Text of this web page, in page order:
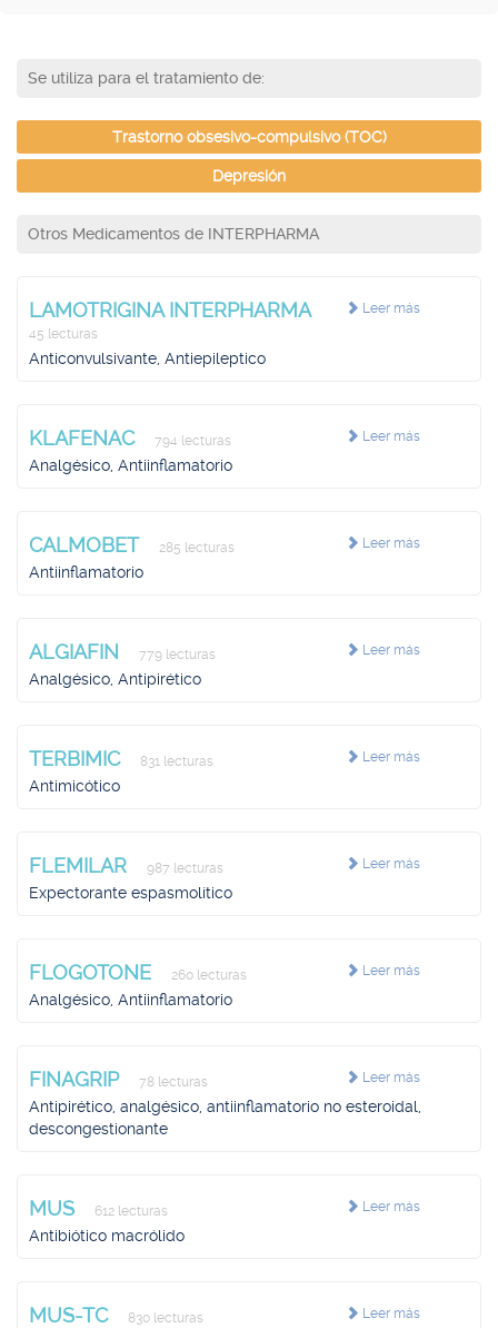
Se utiliza para el tratamiento de:
Trastorno obsesivo-compulsivo (TOC)
Depresión
Otros Medicamentos de INTERPHARMA
Leer más
LAMOTRIGINA INTERPHARMA
45 lecturas
Anticonvulsivante, Antiepileptico
Leer más
KLAFENAC 794 lecturas
Analgésico, Antiinflamatorio
Leer más
CALMOBET 285 lecturas
Antiinflamatorio
Leer más
ALGIAFIN 779 lecturas
Analgésico, Antipirético
Leer más
TERBIMIC 831 lecturas
Antimicótico
Leer más
FLEMILAR 987 lecturas
Expectorante espasmolítico
Leer más
FLOGOTONE 260 lecturas
Analgésico, Antiinflamatorio
Leer más
FINAGRIP 78 lecturas
Antipirético, analgésico, antiinflamatorio no esteroidal,
descongestionante
Leer más
MUS 612 lecturas
Antibiótico macrólido
Leer más
MUS-TC 830 lecturas